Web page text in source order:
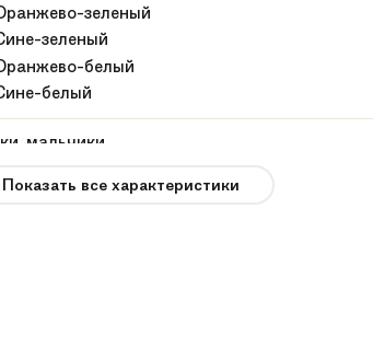
зеленый
зеленый
белый
белый
мальчики
Показать все характеристики